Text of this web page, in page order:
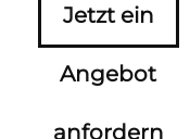
Jetzt ein
Angebot
anfordern